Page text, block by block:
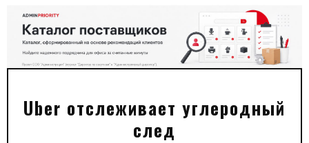
Uber отслеживает углеродный
след